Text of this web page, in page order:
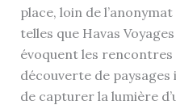
place, loin de
telles que Havas
évoquent les rencontres
découverte de
de capturer la lumière